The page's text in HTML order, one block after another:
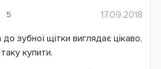
5
17.09.2018
зубної щітки виглядає цікаво,
купити.